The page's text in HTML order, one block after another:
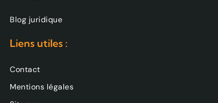
Blog juridique
Liens utiles :
Contact
Mentions légales